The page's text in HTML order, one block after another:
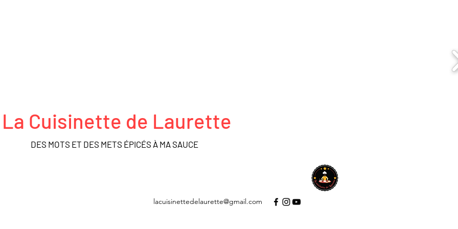
La Cuisinette de Laurette
DES MOTS ET DES METS ÉPICÉS À MA SAUCE
lacuisinettedelaurette@gmail.com